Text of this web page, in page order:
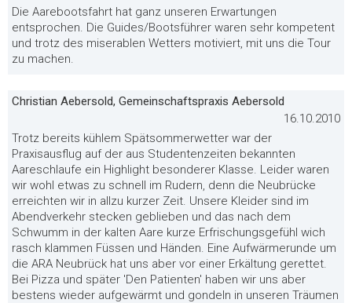
Die Aarebootsfahrt hat ganz unseren Erwartungen
entsprochen. Die Guides/Bootsführer waren sehr kompetent
und trotz des miserablen Wetters motiviert, mit uns die Tour
zu machen.
Christian Aebersold, Gemeinschaftspraxis Aebersold
16.10.2010
Trotz bereits kühlem Spätsommerwetter war der
Praxisausflug auf der aus Studentenzeiten bekannten
Aareschlaufe ein Highlight besonderer Klasse. Leider waren
wir wohl etwas zu schnell im Rudern, denn die Neubrücke
erreichten wir in allzu kurzer Zeit. Unsere Kleider sind im
Abendverkehr stecken geblieben und das nach dem
Schwumm in der kalten Aare kurze Erfrischungsgefühl wich
rasch klammen Füssen und Händen. Eine Aufwärmerunde um
die ARA Neubrück hat uns aber vor einer Erkältung gerettet.
Bei Pizza und später 'Den Patienten' haben wir uns aber
bestens wieder aufgewärmt und gondeln in unseren Träumen